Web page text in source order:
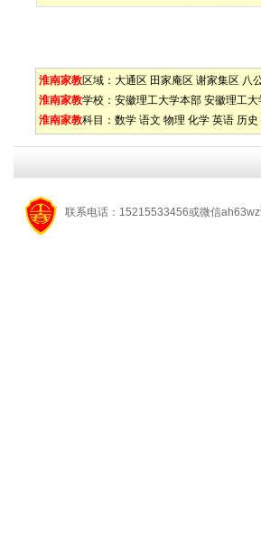
淮南家教区域： 大通区 田家庵区 谢家集区 八
淮南家教学校： 安徽理工大学本部 安徽理工大
淮南家教科目： 数学 语文 物理 化学 英语 历史
联系电话：15215533456或微信